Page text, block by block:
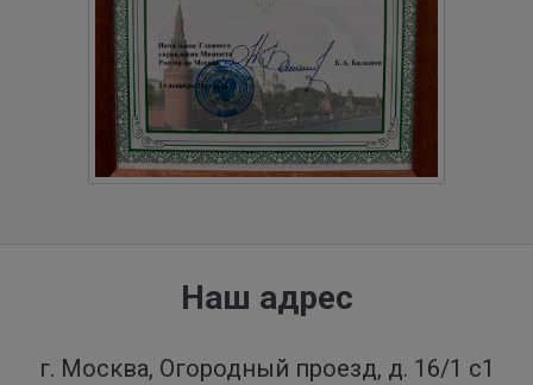
Наш адрес
г. Москва, Огородный проезд, д. 16/1 с1